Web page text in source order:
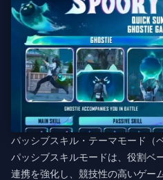
パッシブスキル・テーマモード（
パッシブスキルモードは、役割ベ
連携を強化し、競技性の高いゲー